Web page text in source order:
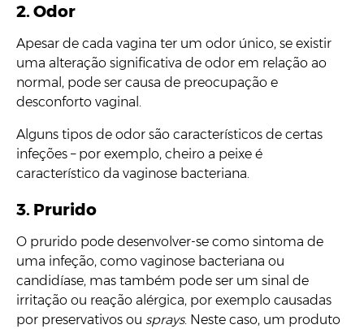
2.Odor
Apesar de cada vagina ter um odor único, se existir
uma alteração significativa de odor em relação ao
normal, pode ser causa de preocupação e
desconforto vaginal.
Alguns tipos de odor são característicos de certas
infeções – por exemplo, cheiro a peixe é
característico da vaginose bacteriana.
3. Prurido
O prurido pode desenvolver-se como sintoma de
uma infeção, como vaginose bacteriana ou
candidíase, mas também pode ser um sinal de
irritação ou reação alérgica, por exemplo causadas
por preservativos ou sprays. Neste caso, um produto